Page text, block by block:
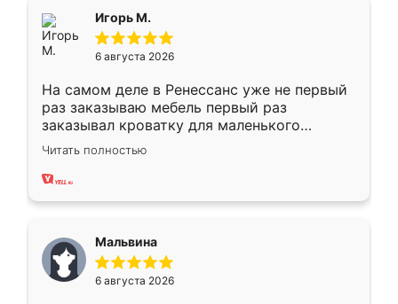
Игорь М.
6 августа 2026
На самом деле в Ренессанс уже не первый
раз заказываю мебель первый раз
заказывал кроватку для маленького
ребёнка при его рождении ,во второй раз
заказал шкаф-купе. По качеству очень
хорошее сборка достаточно быстрая,
меньше, здесь же он более разнообразный.
Мне нравится ,если что-то потребуется из
мебели буду заказывать только здесь.
Читать полностью
Мальвина
6 августа 2026